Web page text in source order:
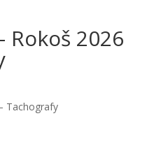
Rokoš 2026
Tachografy